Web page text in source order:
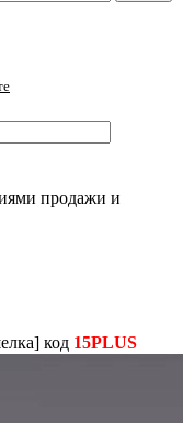
продажи и
код 15PLUS